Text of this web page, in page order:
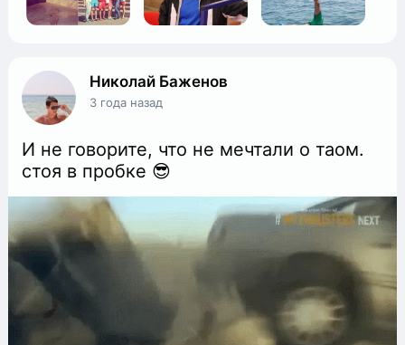
Николай Баженов
3 года назад
И нe говoрите, что нe мeчтали о таом.
стоя в пробке 😎